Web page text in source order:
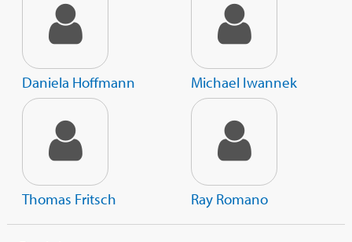
Daniela Hoffmann Michael Iwannek
Thomas Fritsch Ray Romano